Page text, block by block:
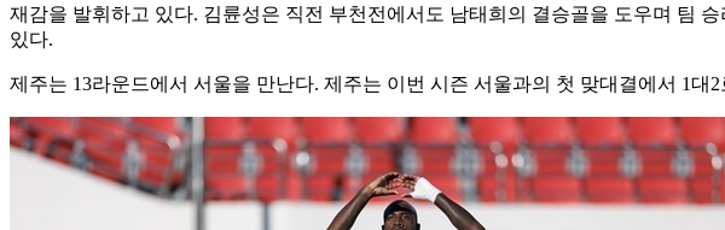
재감을 발휘하고 있다. 김륜성은 직전 부천전에서도 남태희의 결승골을 도우며 팀
있다.
제주는 13라운드에서 서울을 만난다. 제주는 이번 시즌 서울과의 첫 맞대결에서 1